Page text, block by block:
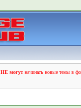
НЕ могутначинать новые темы в